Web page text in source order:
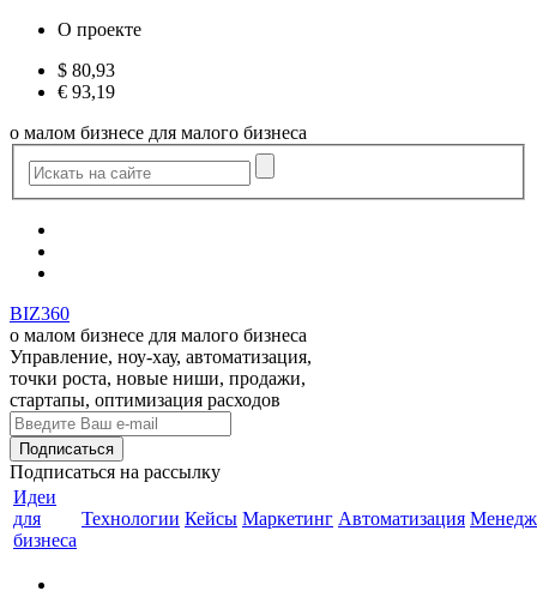
О проекте
$ 80,93
€ 93,19
о малом бизнесе для малого бизнеса
BIZ360
о малом бизнесе для малого бизнеса
Управление, ноу-хау, автоматизация,
точки роста, новые ниши, продажи,
стартапы, оптимизация расходов
Подписаться на рассылку
Идеи
для
бизнеса
Технологии Кейсы Маркетинг Автоматизация